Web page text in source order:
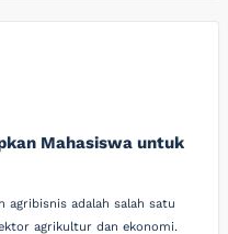
Mahasiswa untuk
agribisnis adalah salah satu
agrikultur dan ekonomi.